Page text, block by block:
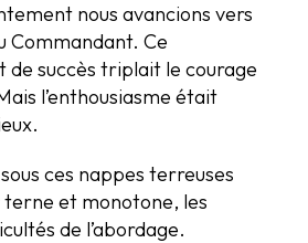
nous avancions vers
Commandant. Ce
de succès triplait le courage
l’enthousiasme était
ces nappes terreuses
terne et monotone, les
de l’abordage.